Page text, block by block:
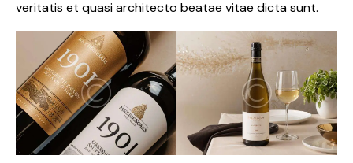
veritatis et quasi architecto beatae vitae dicta sunt.